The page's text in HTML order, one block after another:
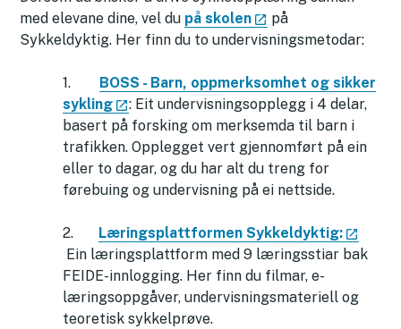
med elevane dine, vel du på skolen
på
Sykkeldyktig. Her finn du to undervisningsmetodar:
1. BOSS - Barn, oppmerksomhet og sikker
sykling
: Eit undervisningsopplegg i 4 delar,
basert på forsking om merksemda til barn i
trafikken. Opplegget vert gjennomført på ein
eller to dagar, og du har alt du treng for
førebuing og undervisning på ei nettside.
2. Læringsplattformen Sykkeldyktig:
Ein læringsplattform med 9 læringsstiar bak
FEIDE-innlogging. Her finn du filmar, e-
læringsoppgåver, undervisningsmateriell og
teoretisk sykkelprøve.